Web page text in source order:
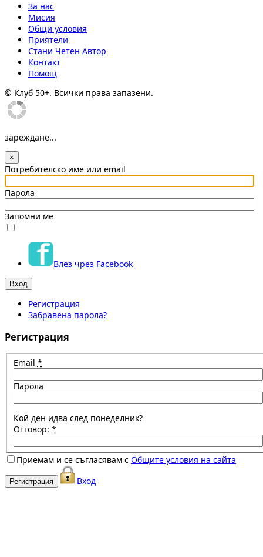
За нас
Мисия
Общи условия
Приятели
Стани Четен Автор
Контакт
Помощ
© Клуб 50+. Всички права запазени.
зареждане...
×
Потребителско име или email
Парола
Запомни ме
Влез чрез Facebook
Регистрация
Забравена парола?
Регистрация
Email *
Парола
Кой ден идва след понеделник?
Отговор: *
Приемам и се съгласявам с Общите условия на сайта
Вход